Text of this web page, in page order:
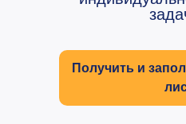
Получить и